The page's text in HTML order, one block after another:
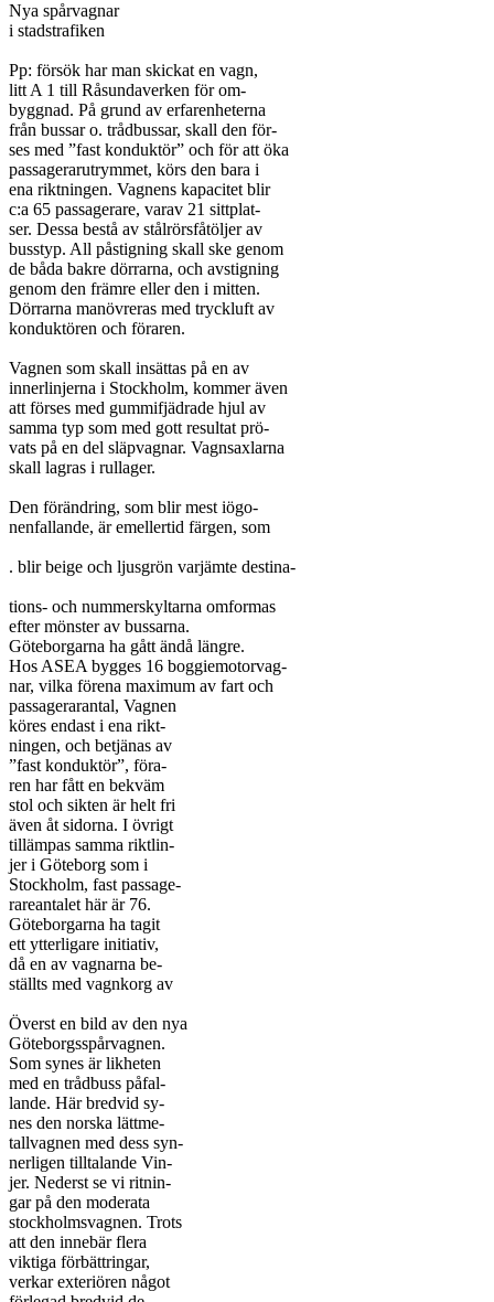
Nya spårvagnar
i stadstrafiken
Pp: försök har man skickat en vagn,
litt A 1 till Råsundaverken för om-
byggnad. På grund av erfarenheterna
från bussar o. trådbussar, skall den för-
ses med ”fast konduktör” och för att öka
passagerarutrymmet, körs den bara i
ena riktningen. Vagnens kapacitet blir
c:a 65 passagerare, varav 21 sittplat-
ser. Dessa bestå av stålrörsfåtöljer av
busstyp. All påstigning skall ske genom
de båda bakre dörrarna, och avstigning
genom den främre eller den i mitten.
Dörrarna manövreras med tryckluft av
konduktören och föraren.
Vagnen som skall insättas på en av
innerlinjerna i Stockholm, kommer även
att förses med gummifjädrade hjul av
samma typ som med gott resultat prö-
vats på en del släpvagnar. Vagnsaxlarna
skall lagras i rullager.
Den förändring, som blir mest iögo-
nenfallande, är emellertid färgen, som
. blir beige och ljusgrön varjämte destina-
tions- och nummerskyltarna omformas
efter mönster av bussarna.
Göteborgarna ha gått ändå längre.
Hos ASEA bygges 16 boggiemotorvag-
nar, vilka förena maximum av fart och
passagerarantal, Vagnen
köres endast i ena rikt-
ningen, och betjänas av
”fast konduktör”, föra-
ren har fått en bekväm
stol och sikten är helt fri
även åt sidorna. I övrigt
tillämpas samma riktlin-
jer i Göteborg som i
Stockholm, fast passage-
rareantalet här är 76.
Göteborgarna ha tagit
ett ytterligare initiativ,
då en av vagnarna be-
ställts med vagnkorg av
Överst en bild av den nya
Göteborgsspårvagnen.
Som synes är likheten
med en trådbuss påfal-
lande. Här bredvid sy-
nes den norska lättme-
tallvagnen med dess syn-
nerligen tilltalande Vin-
jer. Nederst se vi ritnin-
gar på den moderata
stockholmsvagnen. Trots
att den innebär flera
viktiga förbättringar,
verkar exteriören något